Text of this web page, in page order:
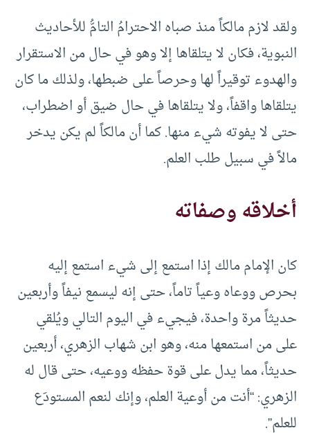
ولقد لازم مالكاً منذ صباه الاحترامُ التامُّ للأحاديث
النبوية، فكان لا يتلقاها إلا وهو في حال من الاستقرار
والهدوء توقيراً لها وحرصاً على ضبطها، ولذلك ما كان
يتلقاها واقفاً، ولا يتلقاها في حال ضيق أو اضطراب،
حتى لا يفوته شيء منها. كما أن مالكاً لم يكن يدخر
مالاً في سبيل طلب العلم.
أخلاقه وصفاته
كان الإمام مالك إذا استمع إلى شيء استمع إليه
بحرص ووعاه وعياً تاماً، حتى إنه ليسمع نيفاً وأربعين
حديثاً مرة واحدة، فيجيء في اليوم التالي ويُلقي
على من استمعها منه، وهو ابن شهاب الزهري، أربعين
حديثاً، مما يدل على قوة حفظه ووعيه، حتى قال له
الزهري: “أنت من أوعية العلم، وإنك لنعم المستودَع
للعلم”.